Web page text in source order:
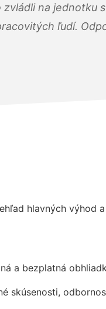
na jednotku
ľudí.
hlavných výhod
a bezplatná
skúsenosti,